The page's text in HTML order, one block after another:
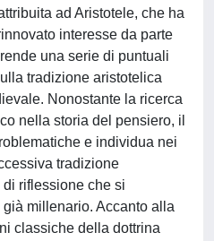
ad Aristotele, che ha
interesse da parte
una serie di puntuali
tradizione aristotelica
Nonostante la ricerca
nella storia del pensiero, il
e individua nei
tradizione
riflessione che si
millenario. Accanto alla
classiche della dottrina